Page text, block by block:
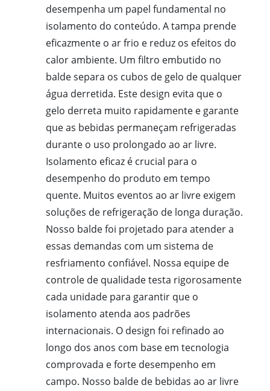
desempenha um papel fundamental no
isolamento do conteúdo. A tampa prende
eficazmente o ar frio e reduz os efeitos do
calor ambiente. Um filtro embutido no
balde separa os cubos de gelo de qualquer
água derretida. Este design evita que o
gelo derreta muito rapidamente e garante
que as bebidas permaneçam refrigeradas
durante o uso prolongado ao ar livre.
Isolamento eficaz é crucial para o
desempenho do produto em tempo
quente. Muitos eventos ao ar livre exigem
soluções de refrigeração de longa duração.
Nosso balde foi projetado para atender a
essas demandas com um sistema de
resfriamento confiável. Nossa equipe de
controle de qualidade testa rigorosamente
cada unidade para garantir que o
isolamento atenda aos padrões
internacionais. O design foi refinado ao
longo dos anos com base em tecnologia
comprovada e forte desempenho em
campo. Nosso balde de bebidas ao ar livre